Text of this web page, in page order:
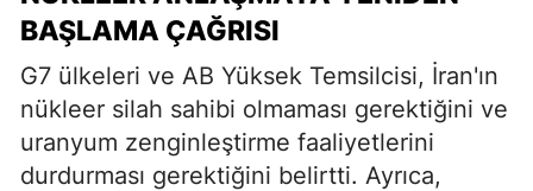
BAŞLAMA ÇAĞRISI
G7 ülkeleri ve AB Yüksek Temsilcisi, İran'ın
nükleer silah sahibi olmaması gerektiğini ve
uranyum zenginleştirme faaliyetlerini
durdurması gerektiğini belirtti. Ayrıca,